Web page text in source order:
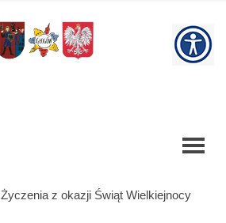
Życzenia z okazji Świąt Wielkiejnocy